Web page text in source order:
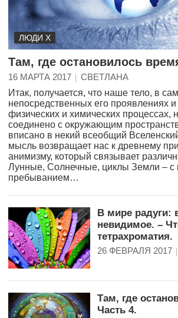
ЛЮДИ Х
Там, где остановилось
16 МАРТА 2017
СВЕТЛАНА
Итак, получается, что наше тело, в
непосредственных его проявлениях
физических и химических процессах,
соединено с окружающим
вписано в некий всеобщий
мысль возвращает нас к древнему
анимизму, который связывает
Лунные, Солнечные, циклы Земли –
пребыванием…
В мире радуги:
невидимое. –
тетрахроматия.
26 ФЕВРАЛЯ 2017
Там, где
Часть 4.